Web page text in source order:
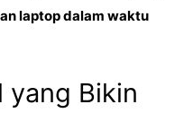
laptop dalam waktu
yang Bikin